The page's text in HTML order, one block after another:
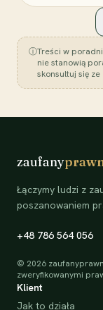
ⓘTreści w
nie stanowią
skonsultuj się
zaufany
Łączymy ludzi z
poszanowaniem
+48 786 564 056
© 2026
zweryfikowanymi
Klient
Jak to działa